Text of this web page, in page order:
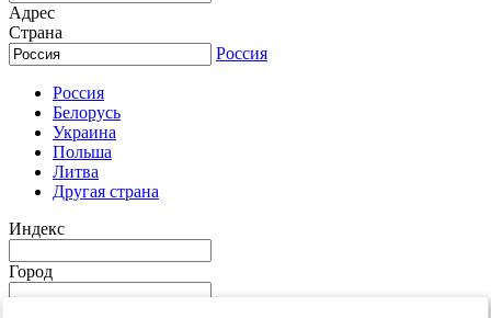
Адрес
Страна
Россия
Россия
Белорусь
Украина
Польша
Литва
Другая страна
Индекс
Город